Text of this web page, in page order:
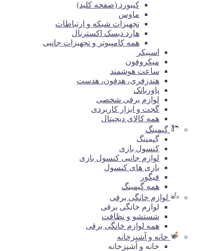
کیبورد (صفحه کلید)
ماوس
تجهیزات شبکه و ارتباطات
هارد دیسک اکسترنال
همه کامپیوتر و تجهیزات جانبی
اسپیکر
میکروفون
ساعت هوشمند
هندزفری، هدفون، هدست
پاوربانک
لوازم برقی شخصی
گجت و ابزار کاربردی
همه کالای دیجیتال
گیمینگ
گیمینگ
کنسول بازی
لوازم جانبی کنسول بازی
بازی های کنسول
فیگور
همه گیمینگ
لوازم خانگی برقی
لوازم خانگی برقی
شستشو و نظافت
همه لوازم خانگی برقی
خانه و آشپزخانه
خانه و آشپزخانه